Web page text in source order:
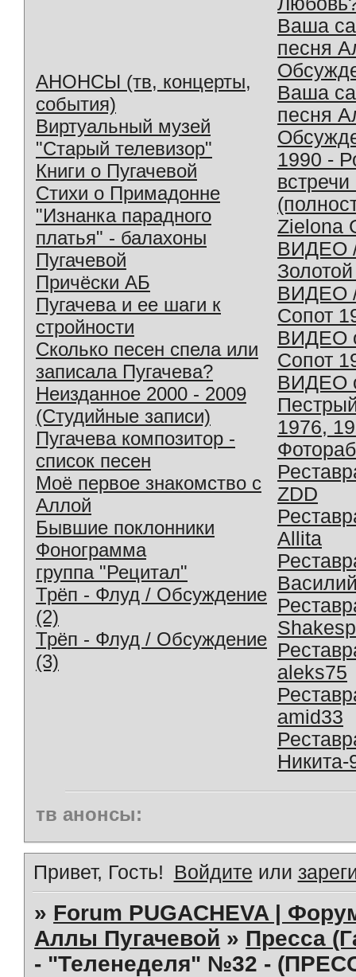
АНОНСЫ (тв, концерты,
события)
Виртуальный музей
"Старый телевизор"
Книги о Пугачевой
Стихи о Примадонне
"Изнанка парадного
платья" - балахоны
Пугачевой
Причёски АБ
Пугачева и ее шаги к
стройности
Сколько песен спела или
записала Пугачева?
Неизданное 2000 - 2009
(Студийные записи)
Пугачева композитор -
список песен
Моё первое знакомство с
Аллой
Бывшие поклонники
Фонограмма
группа "Рецитал"
Трёп - Флуд / Обсуждение
(2)
Трёп - Флуд / Обсуждение
(3)
Ваша
песня
Ваша
песня
1990 -
Zielona
ВИДЕО
ВИДЕО
Сопот
ВИДЕО
Сопот
ВИДЕО
1976,
ZDD
Allita
aleks75
amid33
Никита-
тв анонсы:
Привет, Гость! Войдите или
» Forum PUGACHEVA |
Аллы Пугачевой » Пресса
- "Теленеделя" №32 -